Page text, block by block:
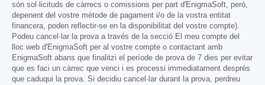
són sol·licituds de càrrecs o comissions per part d'EnigmaSoft, però,
depenent del vostre mètode de pagament i/o de la vostra entitat
financera, poden reflectir-se en la disponibilitat del vostre compte).
Podeu cancel·lar la prova a través de la secció El meu compte del
lloc web d'EnigmaSoft per al vostre compte o contactant amb
EnigmaSoft abans que finalitzi el període de prova de 7 dies per evitar
que es faci un càrrec que venci i es processi immediatament després
que caduqui la prova. Si decidiu cancel·lar durant la prova, perdreu